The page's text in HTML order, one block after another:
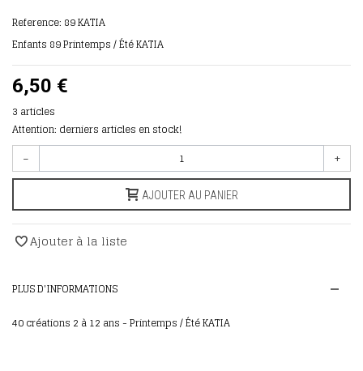
Reference: 89 KATIA
Enfants 89 Printemps / Été KATIA
6,50 €
3 articles
Attention: derniers articles en stock!
- +
AJOUTER AU PANIER
Ajouter à la liste
PLUS D'INFORMATIONS
40 créations 2 à 12 ans - Printemps / Été KATIA